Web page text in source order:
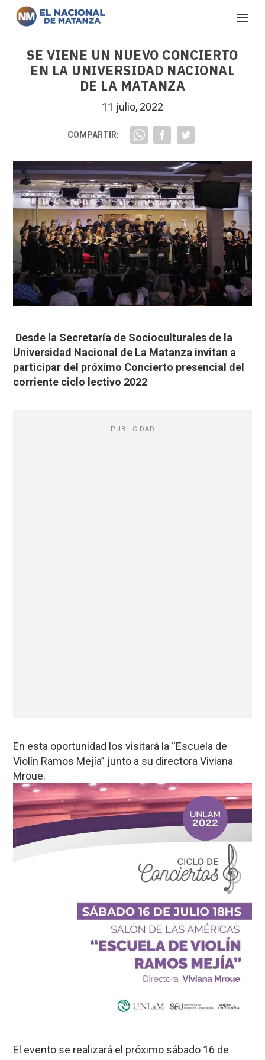
SE VIENE UN NUEVO CONCIERTO
EN LA UNIVERSIDAD NACIONAL
DE LA MATANZA
11 julio, 2022
COMPARTIR:
Desde la Secretaría de Socioculturales de la
Universidad Nacional de La Matanza invitan a
participar del próximo Concierto presencial del
corriente ciclo lectivo 2022
PUBLICIDAD
En esta oportunidad los visitará la “Escuela de
Violín Ramos Mejía” junto a su directora Viviana
Mroue.
El evento se realizará el próximo sábado 16 de